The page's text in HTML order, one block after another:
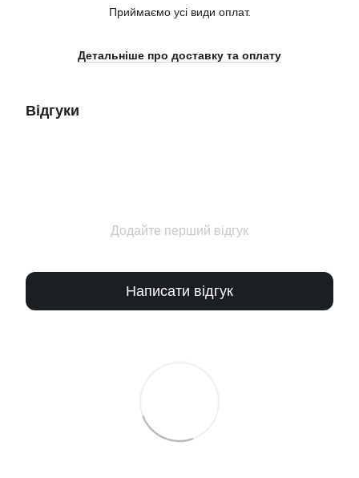
Приймаємо усі види оплат.
Детальніше про доставку та оплату
Відгуки
Додайте перший відгук
Написати відгук